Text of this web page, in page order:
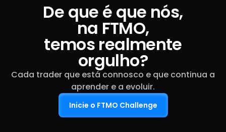
De que é que nós,
na FTMO,
temos realmente
orgulho?
Cada trader que está connosco e que continua a
aprender e a evoluir.
Inicie o FTMO Challenge